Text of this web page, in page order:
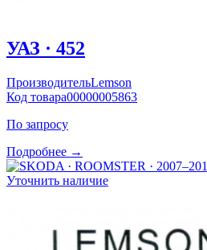
УАЗ · 452
ПроизводительLemson
Код товара00000005863
По запросу
Подробнее →
Уточнить наличие